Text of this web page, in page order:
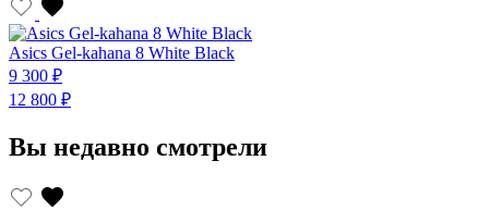
Asics Gel-kahana 8 White Black
9 300 ₽
12 800 ₽
Вы недавно смотрели